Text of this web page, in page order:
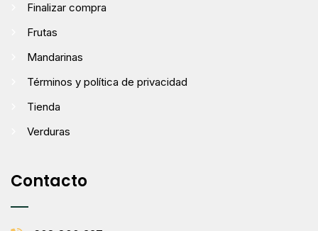
Finalizar compra
Frutas
Mandarinas
Términos y política de privacidad
Tienda
Verduras
Contacto